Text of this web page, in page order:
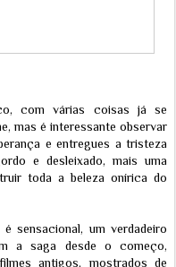
com várias coisas já se
mas é interessante observar
e entregues a tristeza
e desleixado, mais uma
toda a beleza onírica do
sensacional, um verdadeiro
a saga desde o começo,
antigos, mostrados de